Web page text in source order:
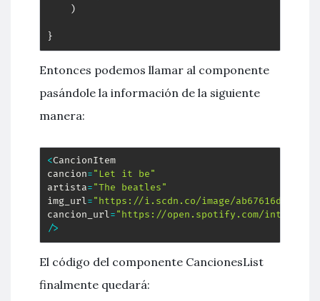
)
}
Entonces podemos llamar al componente
pasándole la información de la siguiente
manera:
<CancionItem
cancion="Let it be"
artista="The beatles"
img_url="https://i.scdn.co/image/
cancion_url="https://open.spotify.com/intl-es/
/>
El código del componente CancionesList
finalmente quedará: